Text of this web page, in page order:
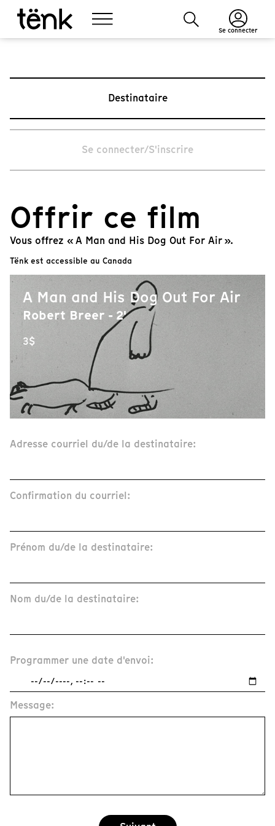
Se connecter
Destinataire
Se connecter/S'inscrire
Offrir ce film
Vous offrez « A Man and His Dog Out For Air ».
Tënk est accessible au Canada
A Man and His Dog Out For Air
Robert Breer - 2'
3$
Adresse courriel du/de la destinataire:
Confirmation du courriel:
Prénom du/de la destinataire:
Nom du/de la destinataire:
Programmer une date d'envoi:
Message: